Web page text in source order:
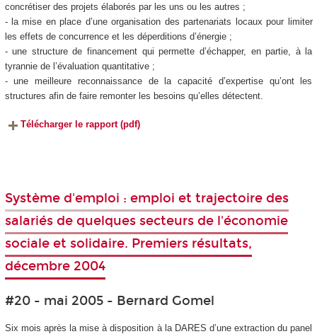
concrétiser des projets élaborés par les uns ou les autres ;
- la mise en place d’une organisation des partenariats locaux pour limiter
les effets de concurrence et les déperditions d’énergie ;
- une structure de financement qui permette d’échapper, en partie, à la
tyrannie de l’évaluation quantitative ;
- une meilleure reconnaissance de la capacité d’expertise qu’ont les
structures afin de faire remonter les besoins qu’elles détectent.
Télécharger le rapport (pdf)
Système d'emploi : emploi et trajectoire des
salariés de quelques secteurs de l'économie
sociale et solidaire. Premiers résultats,
décembre 2004
#20 - mai 2005 - Bernard Gomel
Six mois après la mise à disposition à la DARES d’une extraction du panel